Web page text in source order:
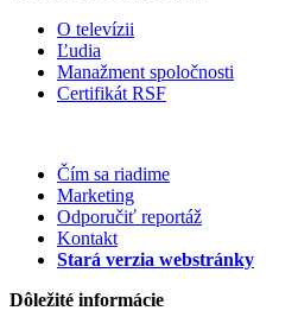
O televízii
Ľudia
Manažment spoločnosti
Certifikát RSF
Čím sa riadime
Marketing
Odporučiť reportáž
Kontakt
Stará verzia webstránky
Dôležité informácie